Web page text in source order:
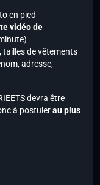
en pied
vidéo de
tailles de vêtements
adresse,
devra être
à postulerau plus